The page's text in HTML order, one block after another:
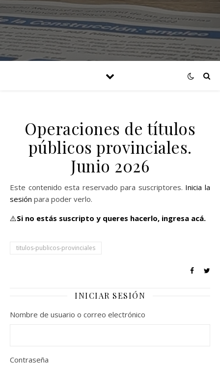
Operaciones de títulos
públicos provinciales.
Junio 2026
Este contenido esta reservado para suscriptores. Inicia la
sesión para poder verlo.
⚠️Si no estás suscripto y queres hacerlo, ingresa acá.
titulos-publicos-provinciales
INICIAR SESIÓN
Nombre de usuario o correo electrónico
Contraseña